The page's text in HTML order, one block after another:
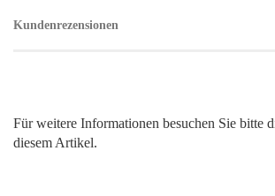
Kundenrezensionen
Für weitere Informationen besuchen Sie bitte
diesem Artikel.